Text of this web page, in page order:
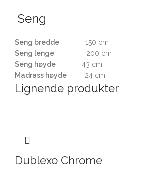
Seng
Seng bredde 150 cm
Seng lenge 200 cm
Seng høyde
43 cm
Madrass høyde 24 cm
Lignende produkter
Dublexo Chrome